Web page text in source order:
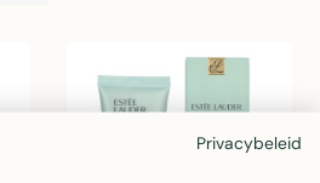
Privacybeleid